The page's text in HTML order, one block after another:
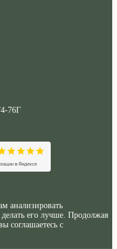
76Г
анализировать
его лучше. Продолжая
соглашаетесь с